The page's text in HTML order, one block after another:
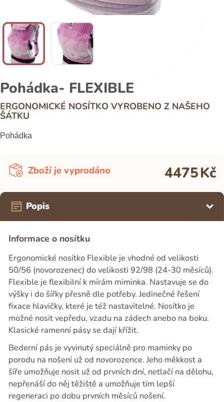
Pohádka- FLEXIBLE
ERGONOMICKÉ NOSÍTKO VYROBENO Z NAŠEHO
ŠÁTKU
Pohádka
Zboží je vyprodáno 4475Kč
Popis
Informace o nosítku
Ergonomické nosítko Flexible je vhodné od velikosti
50/56 (novorozenec) do velikosti 92/98 (24-30 měsíců).
Flexible je flexibilní k mírám miminka. Nastavuje se do
výšky i do šířky přesně dle potřeby. Jedinečné řešení
fixace hlavičky, které je též nastavitelné. Nosítko je
možné nosit vepředu, vzadu na zádech anebo na boku.
Klasické ramenní pásy se dají křížit.
Bederní pás je vyvinutý speciálně pro maminky po
porodu na nošení už od novorozence. Jeho měkkost a
šíře umožňuje nosit už od prvních dní, netlačí na dělohu,
nepřenáší do něj těžiště a umožňuje tím lepší
regeneraci po dobu prvních měsíců nošení.